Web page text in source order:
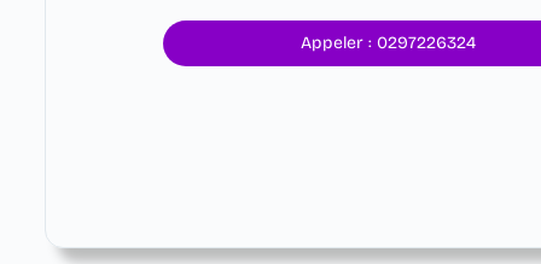
Appeler : 0297226324